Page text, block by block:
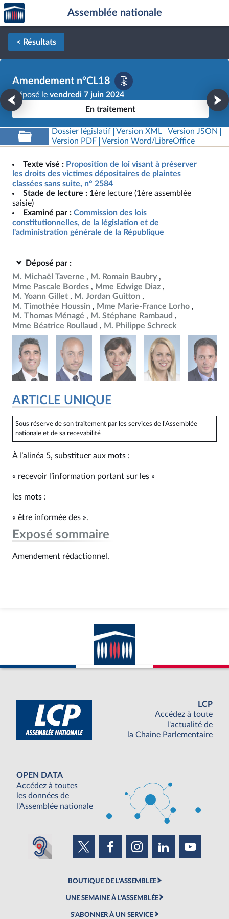
Aller au contenu
Aller en bas de la page
Accèder
à la
page
d'accueil
Assemblée nationale
< Résultats
Amendement n°CL18
Déposé le vendredi 7 juin 2024
En traitement
Dossier législatif Version XML
Version JSON
Version PDF
Version Word/LibreOffice
Texte visé : Proposition de loi visant à préserver
les droits des victimes dépositaires de plaintes
classées sans suite, n° 2584
Stade de lecture : 1ère lecture (1ère assemblée
saisie)
Examiné par : Commission des lois
constitutionnelles, de la législation et de
l'administration générale de la République
Déposé par :
M. Michaël Taverne
M. Romain Baubry
Mme Pascale Bordes
Mme Edwige Diaz
M. Yoann Gillet
M. Jordan Guitton
M. Timothée Houssin
Mme Marie-France Lorho
M. Thomas Ménagé
M. Stéphane Rambaud
Mme Béatrice Roullaud
M. Philippe Schreck
ARTICLE UNIQUE
Sous réserve de son traitement par les services de l'Assemblée
nationale et de sa recevabilité
À l’alinéa 5, substituer aux mots :
« recevoir l’information portant sur les »
les mots :
« être informée des ».
Exposé sommaire
Amendement rédactionnel.
LCP
Accédez à toute
l'actualité de
la Chaine Parlementaire
OPEN DATA
Accédez à toutes
les données de
l'Assemblée nationale
BOUTIQUE DE L'ASSEMBLEE
UNE SEMAINE À L'ASSEMBLÉE
S'ABONNER À UN SERVICE